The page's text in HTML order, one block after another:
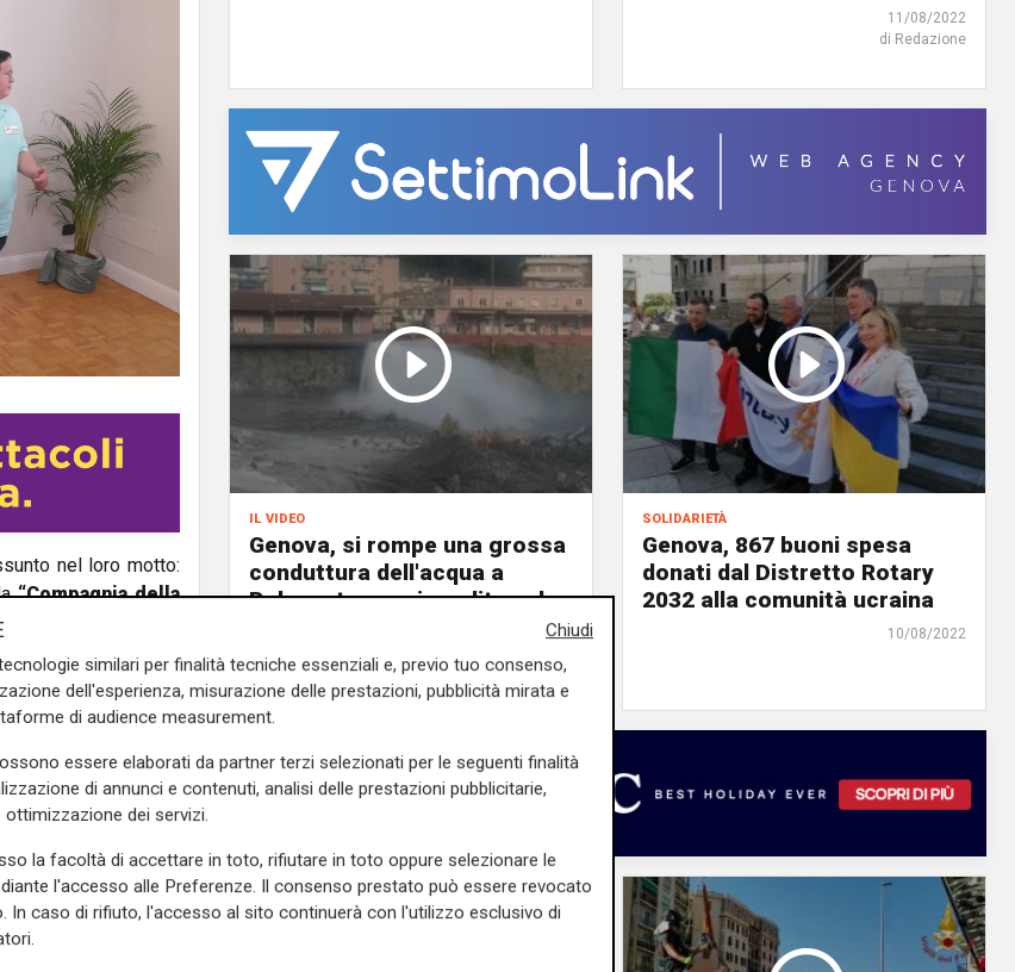
nel loro motto:
“Compagnia della
la nascita della
è nata con la
stabilità o grandi
meno
fare qualcosa che
dalle loro difficoltà e
, con una validità nel
precarie ”.
formativo in
le porte del loro
è quella di cercare
11/08/2022
di Redazione
il video
Genova, si rompe una grossa
conduttura dell'acqua a
Bolzaneto: maxi perdita nel
10/08/2022
solidarietà
Genova, 867 buoni spesa
donati dal Distretto Rotary
2032 alla comunità ucraina
10/08/2022
Chiudi
similari per finalità tecniche essenziali e, previo tuo consenso,
dell'esperienza, misurazione delle prestazioni, pubblicità mirata e
di audience measurement.
essere elaborati da partner terzi selezionati per le seguenti finalità
di annunci e contenuti, analisi delle prestazioni pubblicitarie,
dei servizi.
la facoltà di accettare in toto, rifiutare in toto oppure selezionare le
l'accesso alle Preferenze. Il consenso prestato può essere revocato
In caso di rifiuto, l'accesso al sito continuerà con l'utilizzo esclusivo di